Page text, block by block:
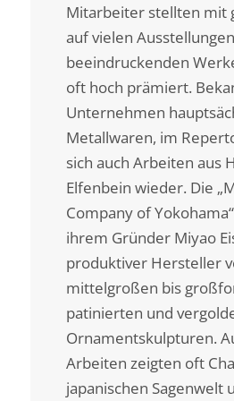
Mitarbeiter stellten mit
auf vielen
beeindruckenden
oft hoch prämiert.
Unternehmen
Metallwaren, im
sich auch Arbeiten aus
Elfenbein wieder. Die
Company of
ihrem Gründer Miyao
produktiver Hersteller
mittelgroßen bis
patinierten und
Ornamentskulpturen.
Arbeiten zeigten oft
japanischen Sagenwelt